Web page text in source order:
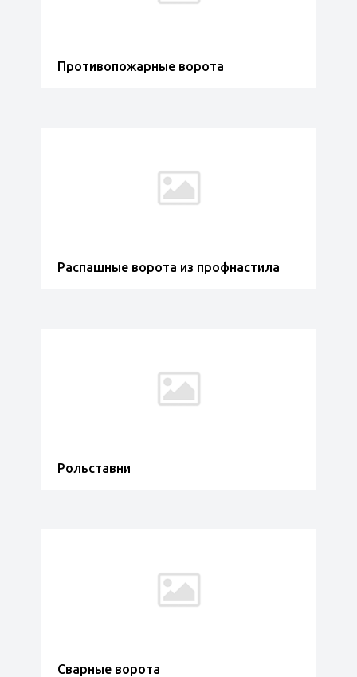
Противопожарные ворота
Распашные ворота из профнастила
Рольставни
Сварные ворота